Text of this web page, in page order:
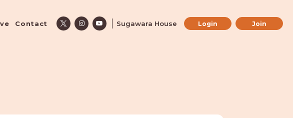
Contact Sugawara House Login Join